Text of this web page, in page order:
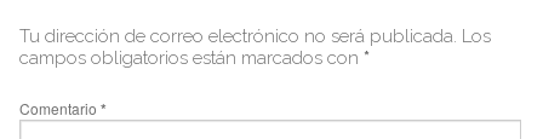
Tu dirección de correo electrónico no será publicada. Los
campos obligatorios están marcados con *
Comentario *